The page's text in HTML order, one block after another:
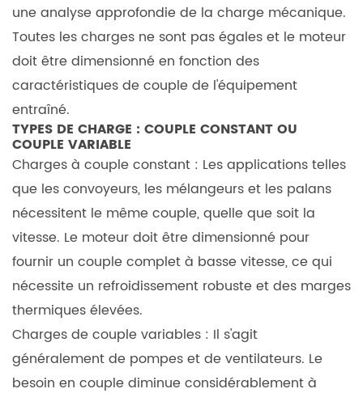
causes
courantes
de
surchauffe
dans
les
moteurs
à
onduleur
5.2.1
Symptômes
de
surchauffe
et
remèdes
5.3
Conseils
une analyse approfondie de la charge mécanique.
Toutes les charges ne sont pas égales et le moteur
doit être dimensionné en fonction des
caractéristiques de couple de l'équipement
entraîné.
TYPES DE CHARGE : COUPLE CONSTANT OU
COUPLE VARIABLE
Charges à couple constant : Les applications telles
que les convoyeurs, les mélangeurs et les palans
nécessitent le même couple, quelle que soit la
vitesse. Le moteur doit être dimensionné pour
fournir un couple complet à basse vitesse, ce qui
nécessite un refroidissement robuste et des marges
thermiques élevées.
Charges de couple variables : Il s'agit
généralement de pompes et de ventilateurs. Le
besoin en couple diminue considérablement à